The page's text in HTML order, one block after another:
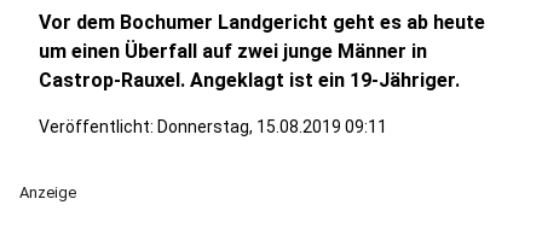
Vor dem Bochumer Landgericht geht es ab heute
um einen Überfall auf zwei junge Männer in
Castrop-Rauxel. Angeklagt ist ein 19-Jähriger.
Veröffentlicht: Donnerstag, 15.08.2019 09:11
Anzeige